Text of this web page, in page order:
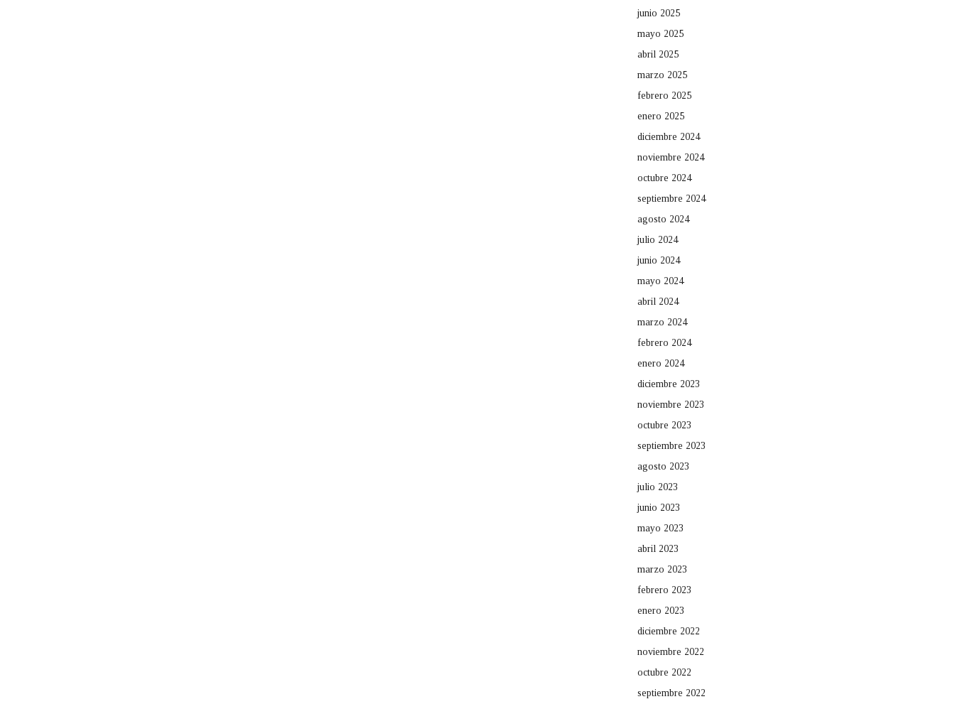
junio 2025
mayo 2025
abril 2025
marzo 2025
febrero 2025
enero 2025
diciembre 2024
noviembre 2024
octubre 2024
septiembre 2024
agosto 2024
julio 2024
junio 2024
mayo 2024
abril 2024
marzo 2024
febrero 2024
enero 2024
diciembre 2023
noviembre 2023
octubre 2023
septiembre 2023
agosto 2023
julio 2023
junio 2023
mayo 2023
abril 2023
marzo 2023
febrero 2023
enero 2023
diciembre 2022
noviembre 2022
octubre 2022
septiembre 2022